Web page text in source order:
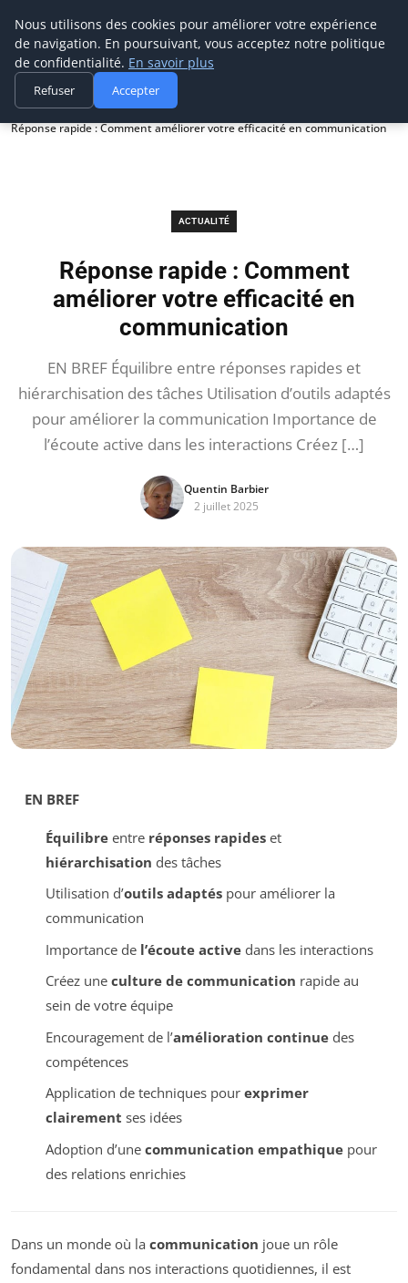
Prospection Pro
Accueil
Actualité
Réponse rapide : Comment améliorer votre efficacité en communication
ACTUALITÉ
Réponse rapide : Comment
améliorer votre efficacité en
communication
EN BREF Équilibre entre réponses rapides et
hiérarchisation des tâches Utilisation d’outils adaptés
pour améliorer la communication Importance de
l’écoute active dans les interactions Créez […]
Quentin Barbier
2 juillet 2025
EN BREF
Équilibreentre réponses rapideset
hiérarchisation des tâches
Utilisation d’outils adaptéspour améliorer la
communication
Importance de l’écoute activedans les interactions
Créez une culture de communication rapide au
sein de votre équipe
Encouragement de l’amélioration continuedes
compétences
Application de techniques pour exprimer
clairement ses idées
Adoption d’une communication empathiquepour
des relations enrichies
Dans un monde où la communication joue un rôle
fondamental dans nos interactions quotidiennes, il est
Nous utilisons des cookies pour améliorer votre expérience
de navigation. En poursuivant, vous acceptez notre politique
de confidentialité. En savoir plus
Refuser Accepter